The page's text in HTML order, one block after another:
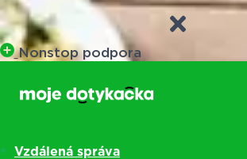
Nonstop podpora
Vzdálená správa